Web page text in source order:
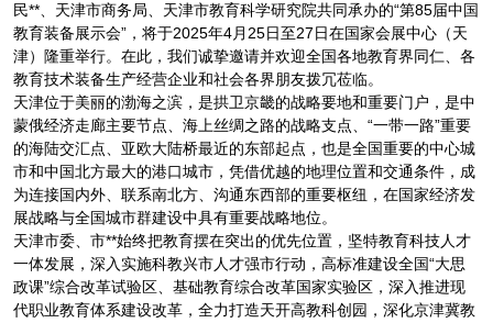
民**、天津市商务局、天津市教育科学研究院共同承办的“第85届中国
教育装备展示会”，将于2025年4月25日至27日在国家会展中心（天
津）隆重举行。在此，我们诚挚邀请并欢迎全国各地教育界同仁、各
教育技术装备生产经营企业和社会各界朋友拨冗莅临。
天津位于美丽的渤海之滨，是拱卫京畿的战略要地和重要门户，是中
蒙俄经济走廊主要节点、海上丝绸之路的战略支点、“一带一路”重要
的海陆交汇点、亚欧大陆桥最近的东部起点，也是全国重要的中心城
市和中国北方最大的港口城市，凭借优越的地理位置和交通条件，成
为连接国内外、联系南北方、沟通东西部的重要枢纽，在国家经济发
展战略与全国城市群建设中具有重要战略地位。
天津市委、市**始终把教育摆在突出的优先位置，坚特教育科技人才
一体发展，深入实施科教兴市人才强市行动，高标准建设全国“大思
政课”综合改革试验区、基础教育综合改革国家实验区，深入推进现
代职业教育体系建设改革，全力打造天开高教科创园，深化京津冀教